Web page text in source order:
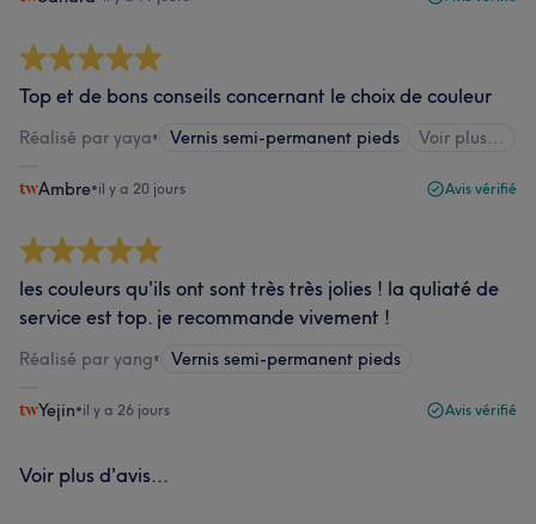
Top et de bons conseils concernant le choix de couleur
Réalisé par yaya• Vernis semi-permanent pieds Voir plus...
Ambre•il y a 20 jours Avis vérifié
les couleurs qu'ils ont sont très très jolies ! la quliaté de
service est top. je recommande vivement !
Réalisé par yang• Vernis semi-permanent pieds
Yejin•il y a 26 jours Avis vérifié
Voir plus d'avis...